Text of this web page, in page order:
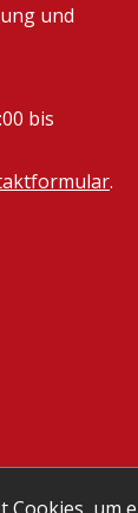
und
bis
.